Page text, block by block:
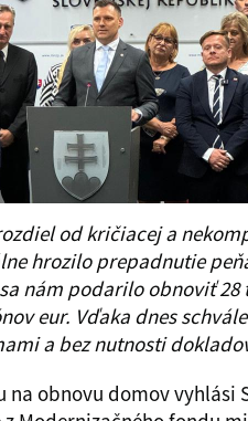
od kričiacej a
hrozilo prepadnutie
nám podarilo obnoviť
eur. Vďaka dnes
a bez nutnosti
na obnovu domov vyhlási